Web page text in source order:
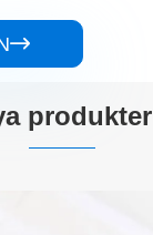

produkter